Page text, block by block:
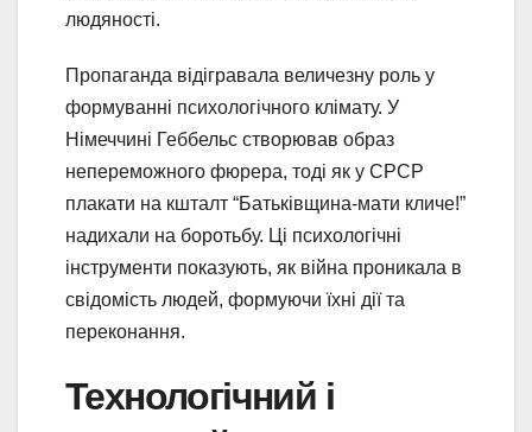
людяності.
Пропаганда відігравала величезну роль у
формуванні психологічного клімату. У
Німеччині Геббельс створював образ
непереможного фюрера, тоді як у СРСР
плакати на кшталт “Батьківщина-мати кличе!”
надихали на боротьбу. Ці психологічні
інструменти показують, як війна проникала в
свідомість людей, формуючи їхні дії та
переконання.
Технологічний і